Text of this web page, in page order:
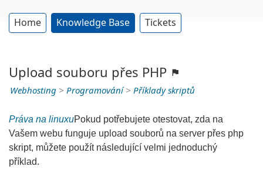
Home Knowledge Base Tickets
Upload souboru přes PHP
Webhosting > Programování> Příklady skriptů
Práva na linuxuPokud potřebujete otestovat, zda na
Vašem webu funguje upload souborů na server přes php
skript, můžete použít následující velmi jednoduchý
příklad.